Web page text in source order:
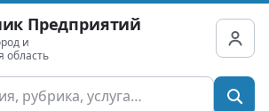
Предприятий
и
область